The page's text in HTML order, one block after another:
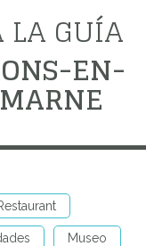
LA GUÍA
EN-
Museo